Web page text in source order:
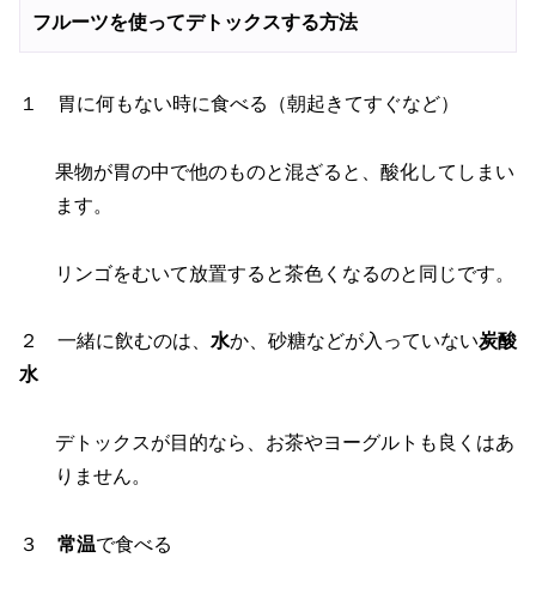
フルーツを使ってデトックスする方法
１ 胃に何もない時に食べる（朝起きてすぐなど）
果物が胃の中で他のものと混ざると、酸化してしまい
ます。
リンゴをむいて放置すると茶色くなるのと同じです。
２ 一緒に飲むのは、 水か、砂糖などが入っていない炭酸
水
デトックスが目的なら、お茶やヨーグルトも良くはあ
りません。
３ 常温で食べる